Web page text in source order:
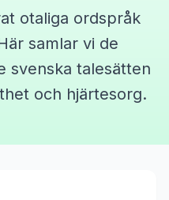
otaliga ordspråk
samlar vi de
svenska talesätten
och hjärtesorg.